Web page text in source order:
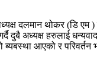
दलमान थोकर (डि
अध्यक्ष हरुलाई
आएको र परिवर्तन